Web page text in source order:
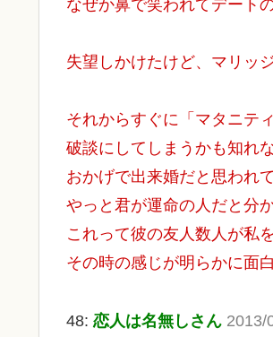
なぜか鼻で笑われてデート
失望しかけたけど、マリッ
それからすぐに「マタニテ
破談にしてしまうかも知れ
おかげで出来婚だと思われ
やっと君が運命の人だと分
これって彼の友人数人が私
その時の感じが明らかに面
48: 恋人は名無しさん 2013/